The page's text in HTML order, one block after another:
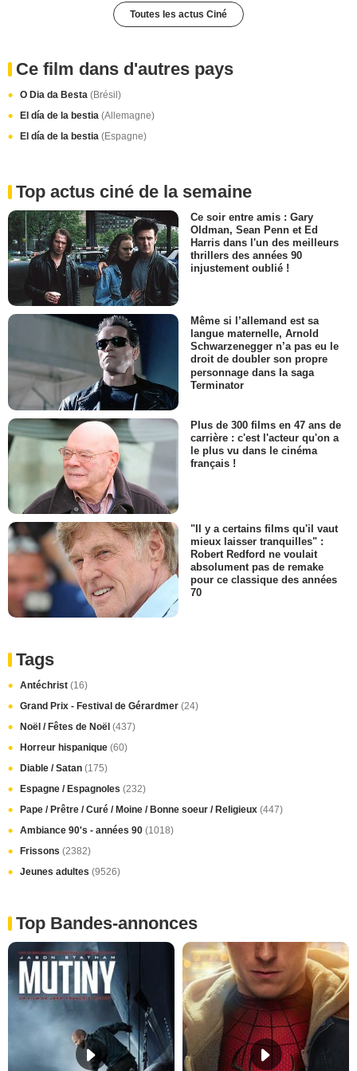
Toutes les actus Ciné
Ce film dans d'autres pays
O Dia da Besta (Brésil)
El día de la bestia (Allemagne)
El día de la bestia (Espagne)
Top actus ciné de la semaine
Ce soir entre amis : Gary
Oldman, Sean Penn et Ed
Harris dans l'un des meilleurs
thrillers des années 90
injustement oublié !
Même si l’allemand est sa
langue maternelle, Arnold
Schwarzenegger n’a pas eu le
droit de doubler son propre
personnage dans la saga
Terminator
Plus de 300 films en 47 ans de
carrière : c'est l'acteur qu'on a
le plus vu dans le cinéma
français !
"Il y a certains films qu'il vaut
mieux laisser tranquilles" :
Robert Redford ne voulait
absolument pas de remake
pour ce classique des années
70
Tags
Antéchrist (16)
Grand Prix - Festival de Gérardmer (24)
Noël / Fêtes de Noël (437)
Horreur hispanique (60)
Diable / Satan (175)
Espagne / Espagnoles (232)
Pape / Prêtre / Curé / Moine / Bonne soeur / Religieux (447)
Ambiance 90's - années 90 (1018)
Frissons (2382)
Jeunes adultes (9526)
Top Bandes-annonces